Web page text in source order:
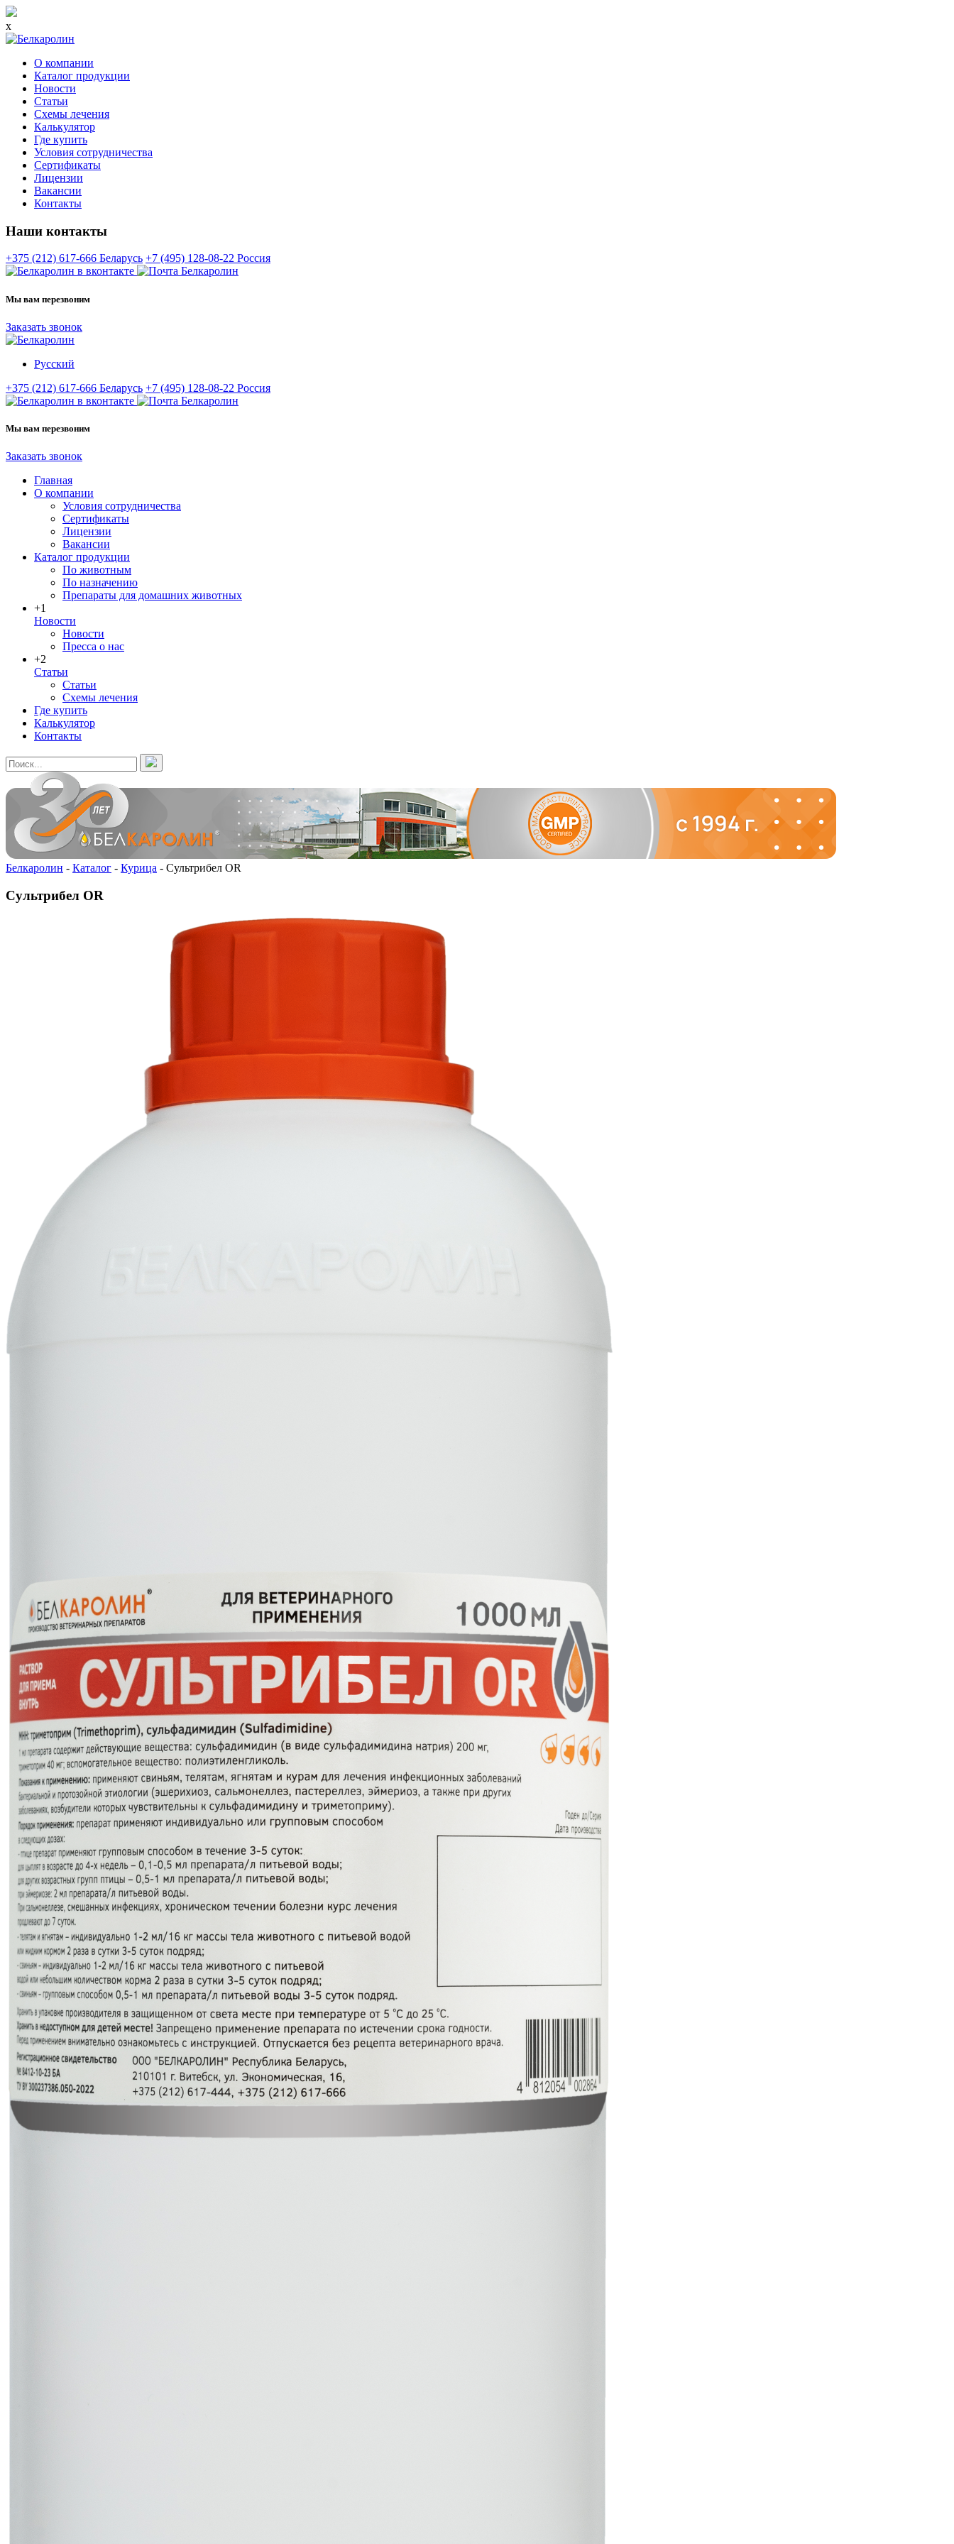
x
О компании
Каталог продукции
Новости
Статьи
Схемы лечения
Калькулятор
Где купить
Условия сотрудничества
Сертификаты
Лицензии
Вакансии
Контакты
Наши контакты
+375 (212) 617-666 Беларусь +7 (495) 128-08-22 Россия
Мы вам перезвоним
Заказать звонок
Русский
+375 (212) 617-666 Беларусь +7 (495) 128-08-22 Россия
Мы вам перезвоним
Заказать звонок
Главная
О компании
Условия сотрудничества
Сертификаты
Лицензии
Вакансии
Каталог продукции
По животным
По назначению
Препараты для домашних животных
+1
Новости
Новости
Пресса о нас
+2
Статьи
Статьи
Схемы лечения
Где купить
Калькулятор
Контакты
Белкаролин - Каталог - Курица - Сультрибел OR
Сультрибел OR